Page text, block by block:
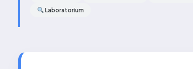
Laboratorium